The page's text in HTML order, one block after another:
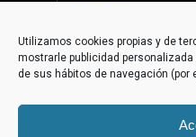
Utilizamos cookies propias y de
mostrarle publicidad personalizada
de sus hábitos de navegación (por
17 enero,
Apoyar a
sociedad
La